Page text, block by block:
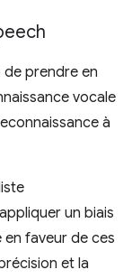
de prendre en
vocale
à
un biais
en faveur de ces
et la